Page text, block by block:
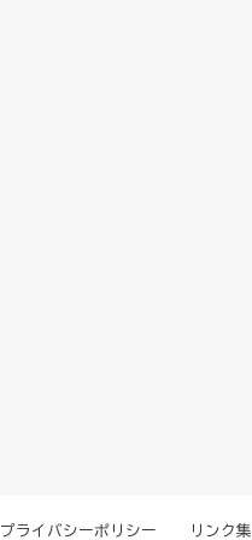
プライバシーポリシー リンク集